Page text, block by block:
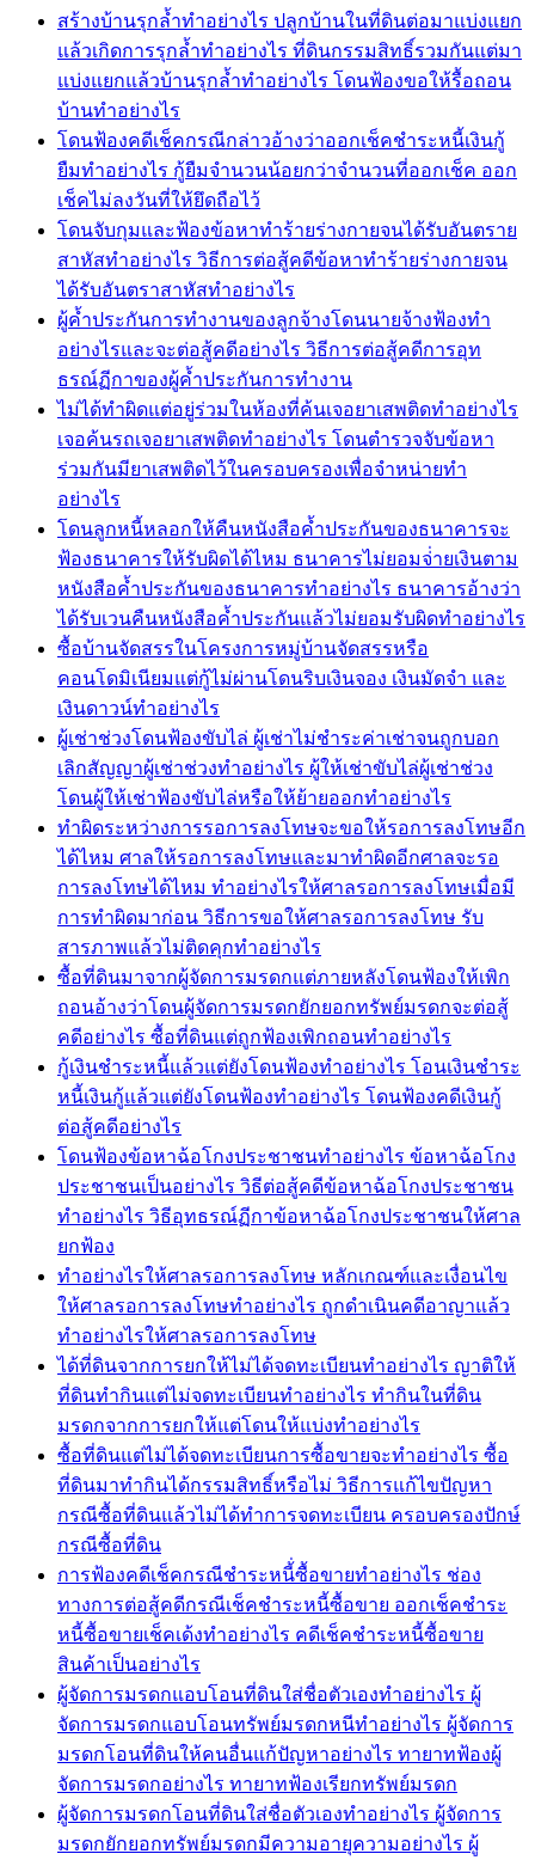
สร้างบ้านรุกล้ำทำอย่างไร ปลูกบ้านในที่ดินต่อมาแบ่งแยก
แล้วเกิดการรุกล้ำทำอย่างไร ที่ดินกรรมสิทธิ์รวมกันแต่มา
แบ่งแยกแล้วบ้านรุกล้ำทำอย่างไร โดนฟ้องขอให้รื้อถอน
บ้านทำอย่างไร
โดนฟ้องคดีเช็คกรณีกล่าวอ้างว่าออกเช็คชำระหนี้เงินกู้
ยืมทำอย่างไร กู้ยืมจำนวนน้อยกว่าจำนวนที่ออกเช็ค ออก
เช็คไม่ลงวันที่ให้ยึดถือไว้
โดนจับกุมและฟ้องข้อหาทำร้ายร่างกายจนได้รับอันตราย
สาหัสทำอย่างไร วิธีการต่อสู้คดีข้อหาทำร้ายร่างกายจน
ได้รับอันตราสาหัสทำอย่างไร
ผู้ค้ำประกันการทำงานของลูกจ้างโดนนายจ้างฟ้องทำ
อย่างไรและจะต่อสู้คดีอย่างไร วิธีการต่อสู้คดีการอุท
ธรณ์ฏีกาของผู้ค้ำประกันการทำงาน
ไม่ได้ทำผิดแต่อยู่ร่วมในห้องที่ค้นเจอยาเสพติดทำอย่างไร
เจอค้นรถเจอยาเสพติดทำอย่างไร โดนตำรวจจับข้อหา
ร่วมกันมียาเสพติดไว้ในครอบครองเพื่อจำหน่ายทำ
อย่างไร
โดนลูกหนี้หลอกให้คืนหนังสือค้ำประกันของธนาคารจะ
ฟ้องธนาคารให้รับผิดได้ไหม ธนาคารไม่ยอมจ่่ายเงินตาม
หนังสือค้ำประกันของธนาคารทำอย่างไร ธนาคารอ้างว่า
ได้รับเวนคืนหนังสือค้ำประกันแล้วไม่ยอมรับผิดทำอย่างไร
ซื้อบ้านจัดสรรในโครงการหมู่บ้านจัดสรรหรือ
คอนโดมิเนียมแต่กู้ไม่ผ่านโดนริบเงินจอง เงินมัดจำ และ
เงินดาวน์ทำอย่างไร
ผู้เช่าช่วงโดนฟ้องขับไล่ ผู้เช่าไม่ชำระค่าเช่าจนถูกบอก
เลิกสัญญาผู้เช่าช่วงทำอย่างไร ผู้ให้เช่าขับไล่ผู้เช่าช่วง
โดนผู้ให้เช่าฟ้องขับไล่หรือให้ย้ายออกทำอย่างไร
ทำผิดระหว่างการรอการลงโทษจะขอให้รอการลงโทษอีก
ได้ไหม ศาลให้รอการลงโทษและมาทำผิดอีกศาลจะรอ
การลงโทษได้ไหม ทำอย่างไรให้ศาลรอการลงโทษเมื่อมี
การทำผิดมาก่อน วิธีการขอให้ศาลรอการลงโทษ รับ
สารภาพแล้วไม่ติดคุกทำอย่างไร
ซื้อที่ดินมาจากผู้จัดการมรดกแต่ภายหลังโดนฟ้องให้เพิก
ถอนอ้างว่าโดนผู้จัดการมรดกยักยอกทรัพย์มรดกจะต่อสู้
คดีอย่างไร ซื้อที่ดินแต่ถูกฟ้องเพิกถอนทำอย่างไร
กู้เงินชำระหนี้แล้วแต่ยังโดนฟ้องทำอย่างไร โอนเงินชำระ
หนี้เงินกู้แล้วแต่ยังโดนฟ้องทำอย่างไร โดนฟ้องคดีเงินกู้
ต่อสู้คดีอย่างไร
โดนฟ้องข้อหาฉ้อโกงประชาชนทำอย่างไร ข้อหาฉ้อโกง
ประชาชนเป็นอย่างไร วิธีต่อสู้คดีข้อหาฉ้อโกงประชาชน
ทำอย่างไร วิธีอุทธรณ์ฏีกาข้อหาฉ้อโกงประชาชนให้ศาล
ยกฟ้อง
ทำอย่างไรให้ศาลรอการลงโทษ หลักเกณฑ์และเงื่อนไข
ให้ศาลรอการลงโทษทำอย่างไร ถูกดำเนินคดีอาญาแล้ว
ทำอย่างไรให้ศาลรอการลงโทษ
ได้ที่ดินจากการยกให้ไม่ได้จดทะเบียนทำอย่างไร ญาติให้
ที่ดินทำกินแต่ไม่จดทะเบียนทำอย่างไร ทำกินในที่ดิน
มรดกจากการยกให้แต่โดนให้แบ่งทำอย่างไร
ซื้อที่ดินแต่ไม่ได้จดทะเบียนการซื้อขายจะทำอย่างไร ซื้อ
ที่ดินมาทำกินได้กรรมสิทธิ์หรือไม่ วิธีการแก้ไขปัญหา
กรณีซื้อที่ดินแล้วไม่ได้ทำการจดทะเบียน ครอบครองปักษ์
กรณีซื้อที่ดิน
การฟ้องคดีเช็คกรณีชำระหนี้่ซื้อขายทำอย่างไร ช่อง
ทางการต่อสู้คดีกรณีเช็คชำระหนี้ซื้อขาย ออกเช็คชำระ
หนี้ซื้อขายเช็คเด้งทำอย่างไร คดีเช็คชำระหนี้ซื้อขาย
สินค้าเป็นอย่างไร
ผู้จัดการมรดกแอบโอนที่ดินใส่ชื่อตัวเองทำอย่างไร ผู้
จัดการมรดกแอบโอนทรัพย์มรดกหนีทำอย่างไร ผู้จัดการ
มรดกโอนที่ดินให้คนอื่นแก้ปัญหาอย่างไร ทายาทฟ้องผู้
จัดการมรดกอย่างไร ทายาทฟ้องเรียกทรัพย์มรดก
ผู้จัดการมรดกโอนที่ดินใส่ชื่อตัวเองทำอย่างไร ผู้จัดการ
มรดกยักยอกทรัพย์มรดกมีความอายุความอย่างไร ผู้